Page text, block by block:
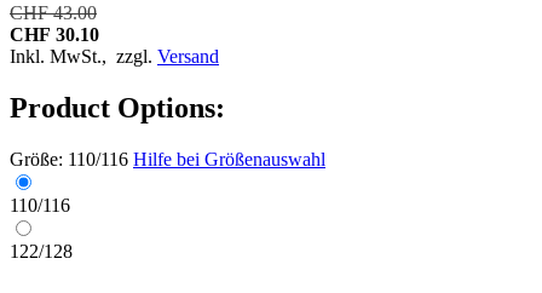
CHF 43.00
CHF 30.10
Inkl. MwSt., zzgl. Versand
Product Options:
Größe: 110/116 Hilfe bei Größenauswahl
110/116
122/128